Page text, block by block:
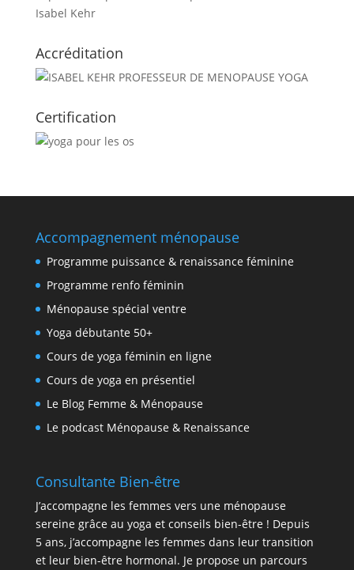
Accréditation
Certification
Accompagnement ménopause
Programme puissance & renaissance féminine
Programme renfo féminin
Ménopause spécial ventre
Yoga débutante 50+
Cours de yoga féminin en ligne
Cours de yoga en présentiel
Le Blog Femme & Ménopause
Le podcast Ménopause & Renaissance
Consultante Bien-être
J’accompagne les femmes vers une ménopause
sereine grâce au yoga et conseils bien-être ! Depuis
5 ans, j’accompagne les femmes dans leur transition
et leur bien-être hormonal. Je propose un parcours